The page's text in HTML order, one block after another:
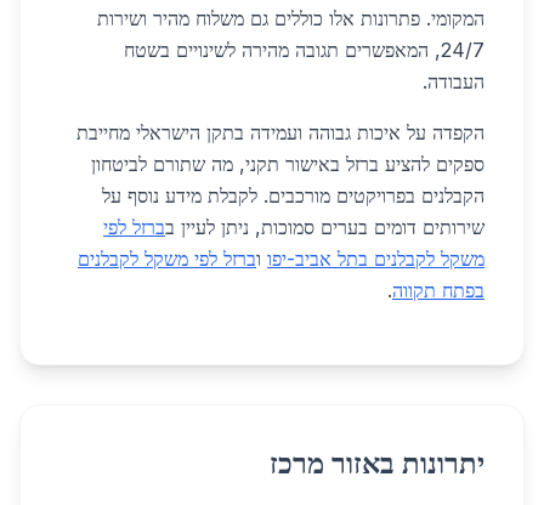
המקומי. פתרונות אלו כוללים גם משלוח מהיר ושירות
24/7, המאפשרים תגובה מהירה לשינויים בשטח
העבודה.
הקפדה על איכות גבוהה ועמידה בתקן הישראלי מחייבת
ספקים להציע ברזל באישור תקני, מה שתורם לביטחון
הקבלנים בפרויקטים מורכבים. לקבלת מידע נוסף על
שירותים דומים בערים סמוכות, ניתן לעיין בברזל לפי
משקל לקבלנים בתל אביב-יפו וברזל לפי משקל לקבלנים
בפתח תקווה.
יתרונות באזור מרכז